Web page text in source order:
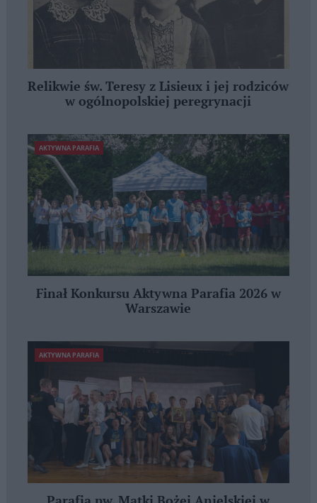
Relikwie św. Teresy z Lisieux i jej rodziców
w ogólnopolskiej peregrynacji
AKTYWNA PARAFIA
Finał Konkursu Aktywna Parafia 2026 w
Warszawie
AKTYWNA PARAFIA